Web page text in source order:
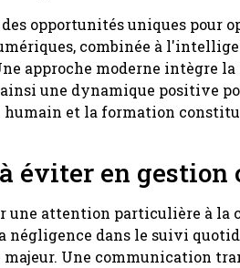
opportunités uniques pour
combinée à
approche moderne intègre
une dynamique positive
et la formation
éviter en gestion
une attention particulière à la
dans le suivi
Une communication